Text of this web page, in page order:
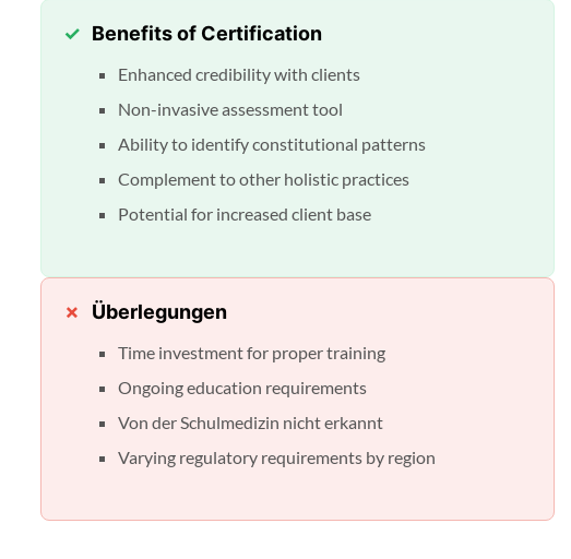
Benefits of Certification
Enhanced credibility with clients
Non-invasive assessment tool
Ability to identify constitutional patterns
Complement to other holistic practices
Potential for increased client base
Überlegungen
Time investment for proper training
Ongoing education requirements
Von der Schulmedizin nicht erkannt
Varying regulatory requirements by region